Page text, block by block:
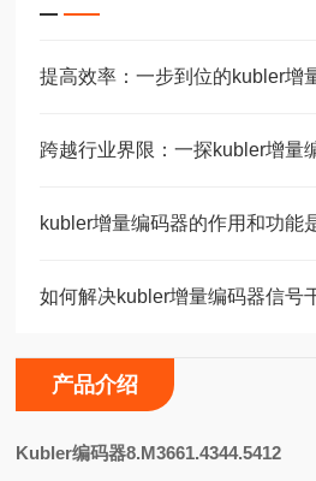
提高效率：一步到位的kubler增
跨越行业界限：一探kubler增量
kubler增量编码器的作用和功能
如何解决kubler增量编码器信号
产品介绍
Kubler编码器8.M3661.4344.5412